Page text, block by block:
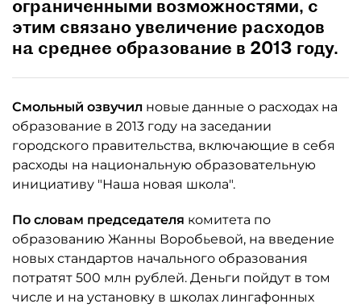
ограниченными возможностями, с
этим связано увеличение расходов
на среднее образование в 2013 году.
Смольный озвучил новые данные о расходах на
образование в 2013 году на заседании
городского правительства, включающие в себя
расходы на национальную образовательную
инициативу "Наша новая школа".
По словам председателя комитета по
образованию Жанны Воробьевой, на введение
новых стандартов начального образования
потратят 500 млн рублей. Деньги пойдут в том
числе и на установку в школах лингафонных